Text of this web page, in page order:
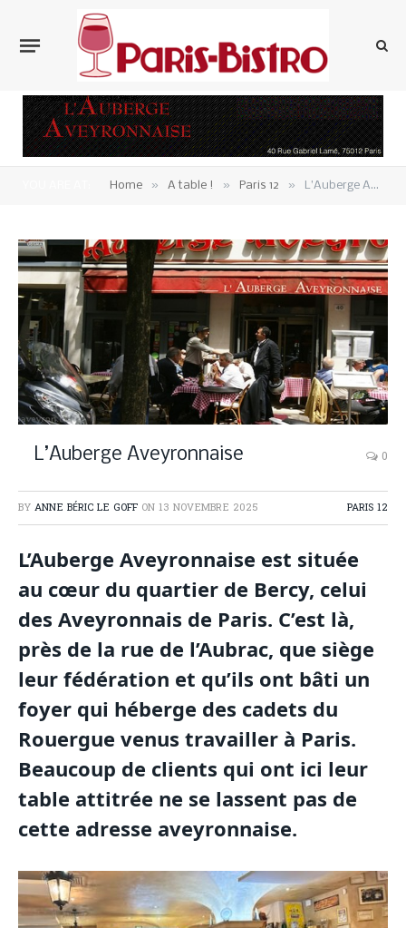
Home » A table ! » Paris 12 » L’Auberge Aveyronnaise
L’Auberge Aveyronnaise 0
BY ANNE BÉRIC LE GOFF ON 13 NOVEMBRE 2025 PARIS 12
L’Auberge Aveyronnaise est située
au cœur du quartier de Bercy, celui
des Aveyronnais de Paris. C’est là,
près de la rue de l’Aubrac, que siège
leur fédération et qu’ils ont bâti un
foyer qui héberge des cadets du
Rouergue venus travailler à Paris.
Beaucoup de clients qui ont ici leur
table attitrée ne se lassent pas de
cette adresse aveyronnaise.